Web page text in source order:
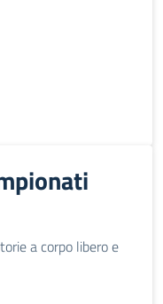
a corpo libero e